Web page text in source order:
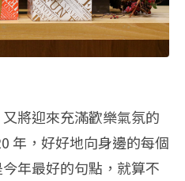
將迎來充滿歡樂氣氛的
年，好好地向身邊的每個
年最好的句點，就算不